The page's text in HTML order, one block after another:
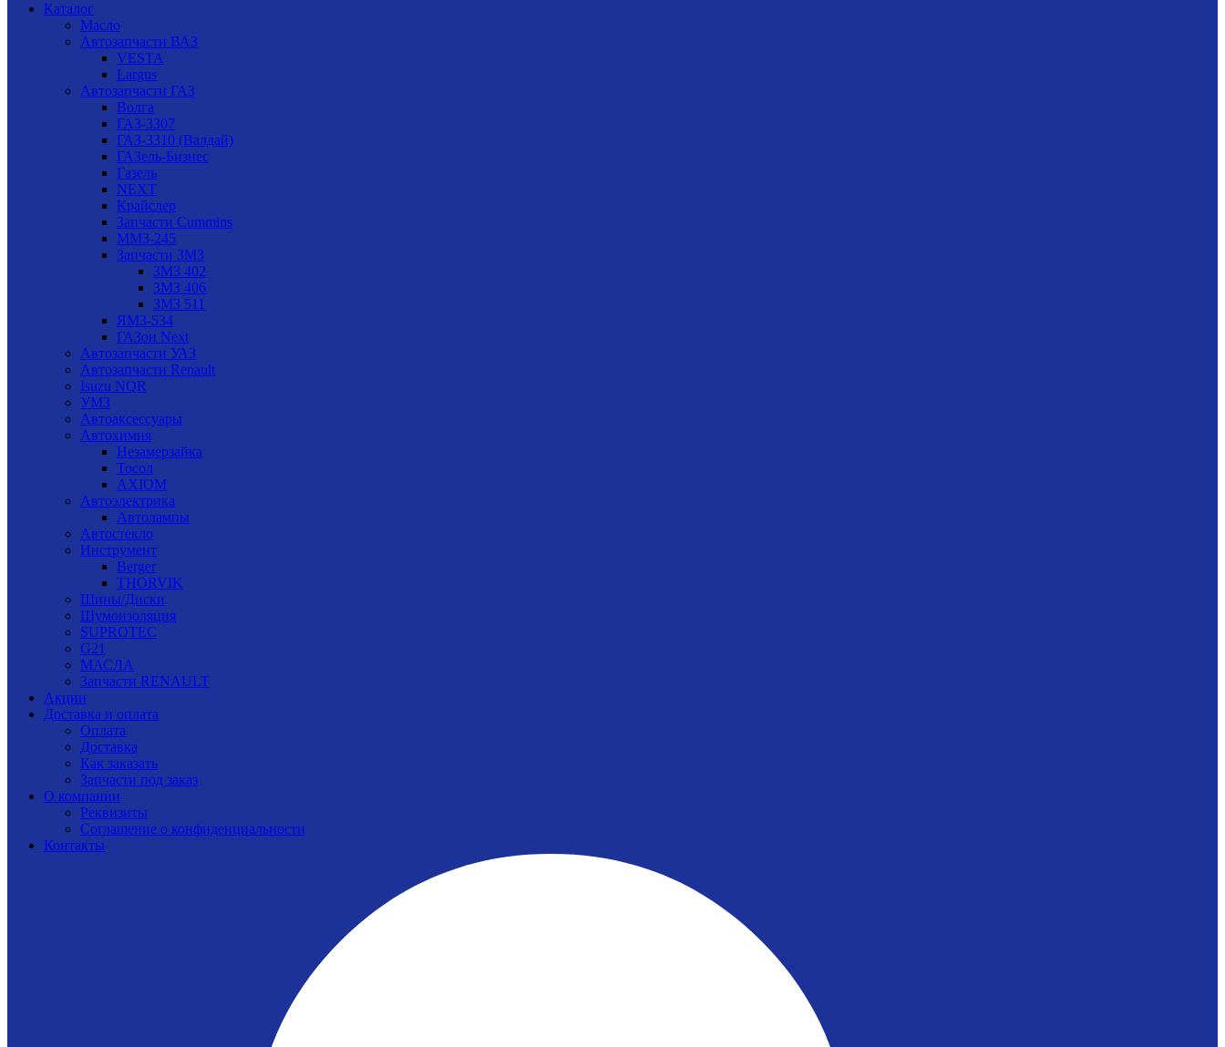
Каталог
Масло
Автозапчасти ВАЗ
VESTA
Largus
Автозапчасти ГАЗ
Волга
ГАЗ-3307
ГАЗ-3310 (Валдай)
ГАЗель-Бизнес
Газель
NEXT
Крайслер
Запчасти Cummins
ММЗ-245
Запчасти ЗМЗ
ЗМЗ 402
ЗМЗ 406
ЗМЗ 511
ЯМЗ-534
ГАЗон Next
Автозапчасти УАЗ
Автозапчасти Renault
Isuzu NQR
УМЗ
Автоаксессуары
Автохимия
Незамерзайка
Тосол
AXIOM
Автоэлектрика
Автолампы
Автостекло
Инструмент
Berger
THORVIK
Шины/Диски
Шумоизоляция
SUPROTEC
G21
МАСЛА
Запчасти RENAULT
Акции
Доставка и оплата
Оплата
Доставка
Как заказать
Запчасти под заказ
О компании
Реквизиты
Соглашение о конфиденциальности
Контакты